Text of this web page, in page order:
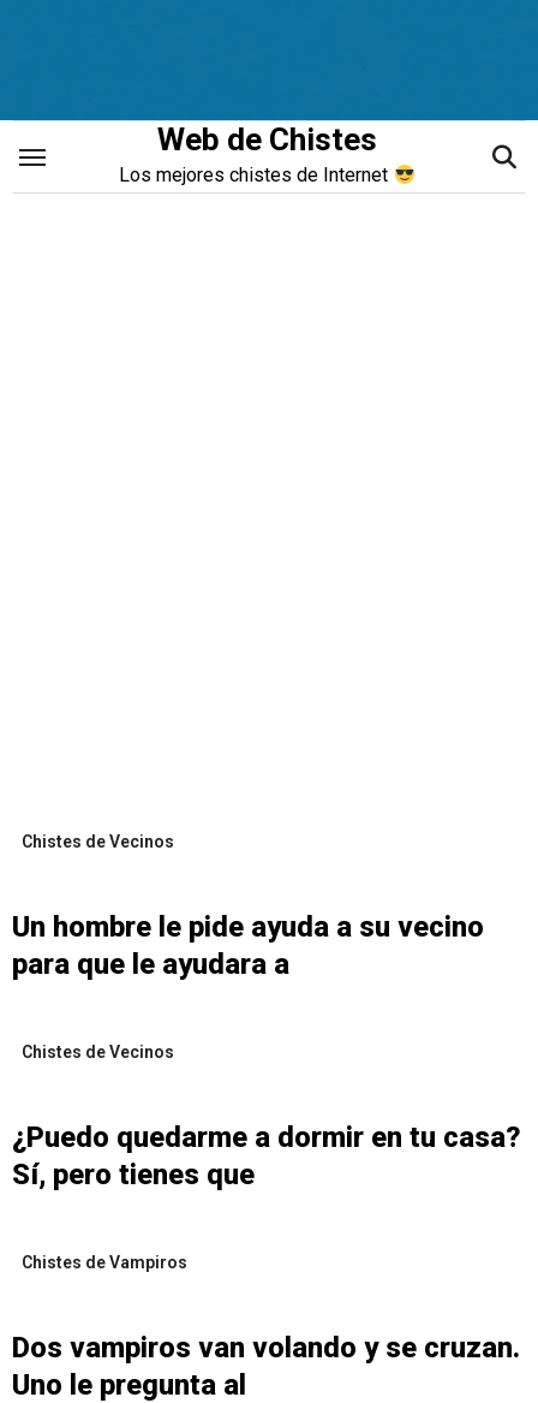
Web de Chistes
Los mejores chistes de Internet
Chistes de Vecinos
Un hombre le pide ayuda a su vecino
para que le ayudara a
Chistes de Vecinos
¿Puedo quedarme a dormir en tu casa?
Sí, pero tienes que
Chistes de Vampiros
Dos vampiros van volando y se cruzan.
Uno le pregunta al